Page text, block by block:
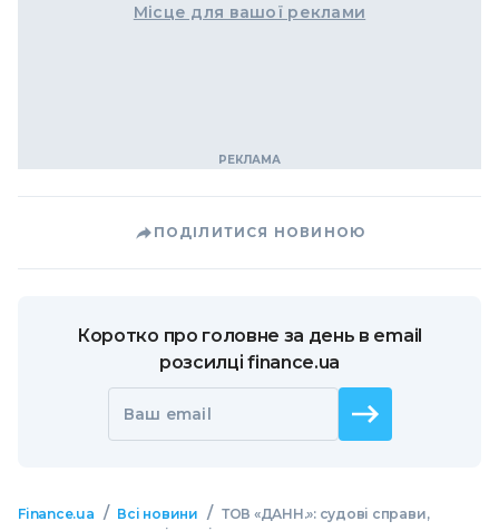
Місце для вашої реклами
ПОДІЛИТИСЯ НОВИНОЮ
Коротко про головне за день в email
розсилці finance.ua
Ваш email
Finance.ua / Всі новини / ТОВ «ДАНН.»: судові справи,